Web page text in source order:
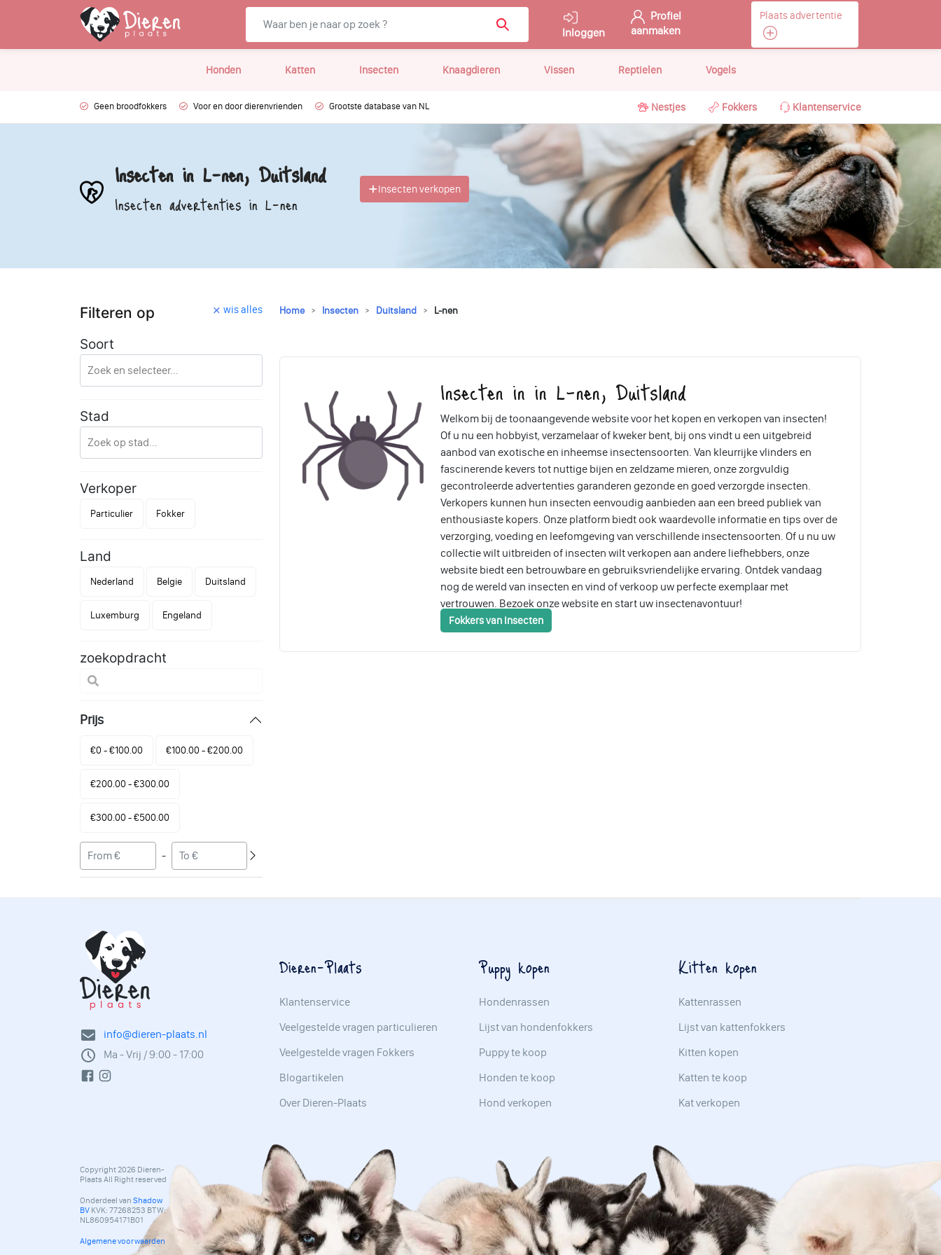
Inloggen
Profiel
aanmaken
Plaats advertentie
Honden Katten Insecten Knaagdieren Vissen Reptielen Vogels
Geen broodfokkers Voor en door dierenvrienden Grootste database van NL Nestjes Fokkers Klantenservice
Insecten in L-nen, Duitsland
Insecten advertenties in L-nen Insecten verkopen
Filteren op wis alles
Soort
Stad
Verkoper
Particulier Fokker
Land
Nederland Belgie Duitsland
Luxemburg Engeland
zoekopdracht
Prijs
€0 - €100.00 €100.00 - €200.00
€200.00 - €300.00
€300.00 - €500.00
-
Home Insecten Duitsland L-nen
Insecten in in L-nen, Duitsland
Welkom bij de toonaangevende website voor het kopen en verkopen van insecten!
Of u nu een hobbyist, verzamelaar of kweker bent, bij ons vindt u een uitgebreid
aanbod van exotische en inheemse insectensoorten. Van kleurrijke vlinders en
fascinerende kevers tot nuttige bijen en zeldzame mieren, onze zorgvuldig
gecontroleerde advertenties garanderen gezonde en goed verzorgde insecten.
Verkopers kunnen hun insecten eenvoudig aanbieden aan een breed publiek van
enthousiaste kopers. Onze platform biedt ook waardevolle informatie en tips over de
verzorging, voeding en leefomgeving van verschillende insectensoorten. Of u nu uw
collectie wilt uitbreiden of insecten wilt verkopen aan andere liefhebbers, onze
website biedt een betrouwbare en gebruiksvriendelijke ervaring. Ontdek vandaag
nog de wereld van insecten en vind of verkoop uw perfecte exemplaar met
vertrouwen. Bezoek onze website en start uw insectenavontuur!
Fokkers van Insecten
info@dieren-plaats.nl
Ma - Vrij / 9:00 - 17:00
Copyright 2026 Dieren-
Plaats All Right reserved
Onderdeel van Shadow
BV KVK: 77268253 BTW:
NL860954171B01
Algemene voorwaarden
Dieren-Plaats
Klantenservice
Veelgestelde vragen particulieren
Veelgestelde vragen Fokkers
Blogartikelen
Over Dieren-Plaats
Puppy kopen
Hondenrassen
Lijst van hondenfokkers
Puppy te koop
Honden te koop
Hond verkopen
Kitten kopen
Kattenrassen
Lijst van kattenfokkers
Kitten kopen
Katten te koop
Kat verkopen